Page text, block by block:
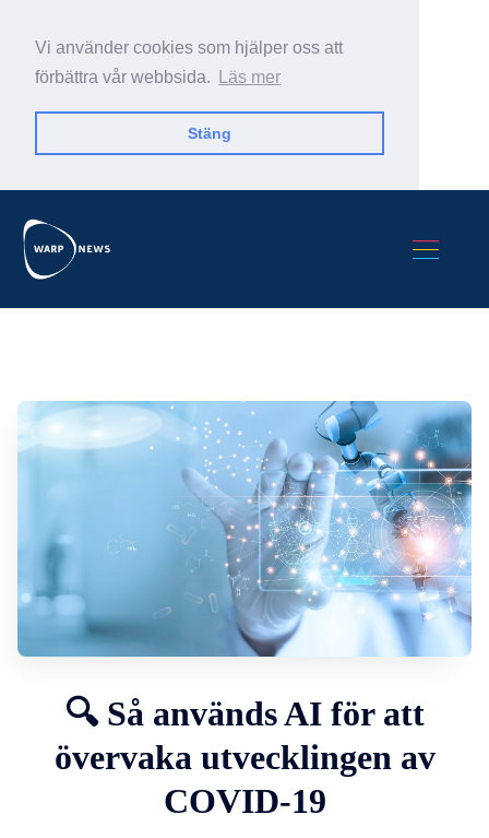
Vi använder cookies som hjälper oss att
förbättra vår webbsida.
Läs mer
Stäng
🔍 Så används AI för att
övervaka utvecklingen av
COVID-19